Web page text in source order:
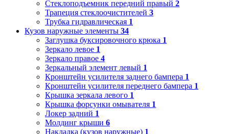
Стеклоподъемник передний правый 2
Трапеция стеклоочистителей 3
Трубка гидравлическая 1
Кузов наружные элементы 34
Заглушка буксировочного крюка 1
Зеркало левое 1
Зеркало правое 4
Зеркальный элемент левый 1
Кронштейн усилителя заднего бампера 1
Кронштейн усилителя переднего бампера 1
Крышка зеркала левого 1
Крышка форсунки омывателя 1
Локер задний 1
Молдинг крыши 6
Накладка (кузов наружные) 1